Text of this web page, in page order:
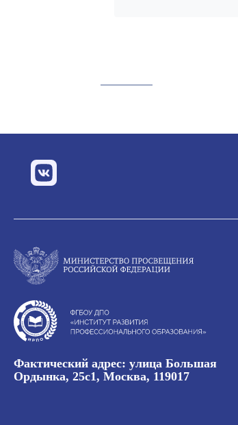
Фактический адрес: улица Большая
Ордынка, 25с1, Москва, 119017